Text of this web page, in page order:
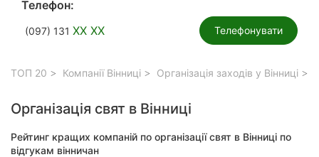
Телефон:
(097) 131 XX XX Телефонувати
ТОП 20 Компанії Вінниці Організація заходів у Вінниці
Організація свят в Вінниці
Рейтинг кращих компаній по організації свят в Вінниці по
відгукам вінничан